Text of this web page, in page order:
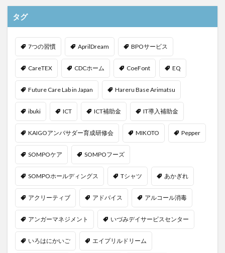
タグ
7つの習慣 AprilDream BPOサービス
CareTEX CDCホーム CoeFont EQ
Future Care Lab in Japan Hareru Base Arimatsu
ibuki ICT ICT補助金 IT導入補助金
KAIGOアンバサダー育成研修会 MIKOTO Pepper
SOMPOケア SOMPOフーズ
SOMPOホールディングス Tシャツ あかぎれ
アクリーティブ アドバイス アルコール消毒
アンガーマネジメント いづみデイサービスセンター
いろはにかいご エイプリルドリーム
KAIGOアンバサダー育成研修会
MIKOTO
SOMPOホールディングス
Tシャツ
あかぎれ
アクリーティブ
アドバイス
アルコール消毒
アンガーマネジメント
いづみデイサービスセンター
いろはにかいご
エイプリルドリーム
エニアグラム
エムズ落合
おだんご スッキリ
スマート介護
介護
らるご桜木
プレスリリース
フレンドチャット
ヘアスタイル
マスキングテープ
マスク
マズローの5段階欲求説
マニュアル
ミディアム
やさしい手
ゆめのたね
ゆめのため
リーダーシップ
プラススマイル
レクリエーション
レセプト請求
ロングヘアー
一般社団法人全国介護支援協会
上着
予防
事業運営 人事考課
人事評価